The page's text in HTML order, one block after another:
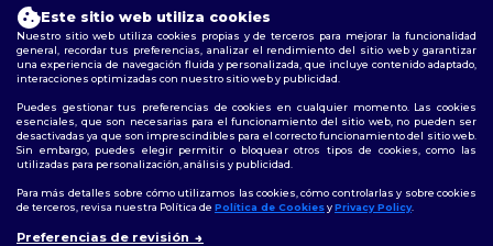
Madrid| Barcelona | Valencia|Seville | Zaragoza|Málaga |Murcia |
Palma|Bilbao | Alicante
Este sitio web utiliza cookies
Nuestro sitio web utiliza cookies propias y de terceros para mejorar la funcionalidad
general, recordar tus preferencias, analizar el rendimiento del sitio web y garantizar
una experiencia de navegación fluida y personalizada, que incluye contenido adaptado,
interacciones optimizadas con nuestro sitio web y publicidad.
Puedes gestionar tus preferencias de cookies en cualquier momento. Las cookies
esenciales, que son necesarias para el funcionamiento del sitio web, no pueden ser
desactivadas ya que son imprescindibles para el correcto funcionamiento del sitio web.
Sin embargo, puedes elegir permitir o bloquear otros tipos de cookies, como las
utilizadas para personalización, análisis y publicidad.
Para más detalles sobre cómo utilizamos las cookies, cómo controlarlas y sobre cookies
de terceros, revisa nuestra Política de Política de CookiesyPrivacy Policy.
Preferencias de revisión